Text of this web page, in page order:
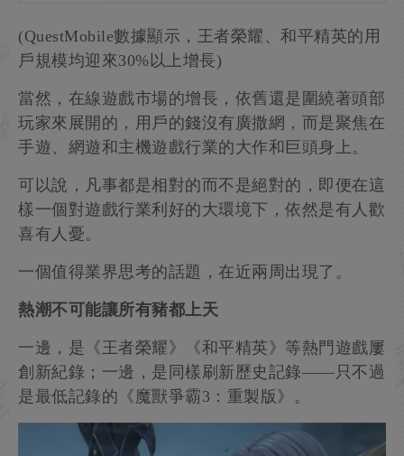
(QuestMobile數據顯示，王者榮耀、和平精英的用
戶規模均迎來30%以上增長)
當然，在線遊戲市場的增長，依舊還是圍繞著頭部
玩家來展開的，用戶的錢沒有廣撒網，而是聚焦在
手遊、網遊和主機遊戲行業的大作和巨頭身上。
可以說，凡事都是相對的而不是絕對的，即便在這
樣一個對遊戲行業利好的大環境下，依然是有人歡
喜有人憂。
一個值得業界思考的話題，在近兩周出現了。
熱潮不可能讓所有豬都上天
一邊，是《王者榮耀》《和平精英》等熱門遊戲屢
創新紀錄；一邊，是同樣刷新歷史記錄——只不過
是最低記錄的《魔獸爭霸3：重製版》。